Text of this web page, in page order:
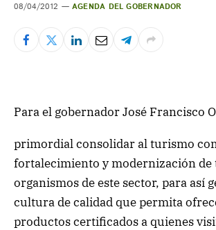
08/04/2012 AGENDA DEL GOBERNADOR
Para el gobernador José Francisco
primordial consolidar al turismo
fortalecimiento y modernización de
organismos de este sector, para así
cultura de calidad que permita
productos certificados a quienes